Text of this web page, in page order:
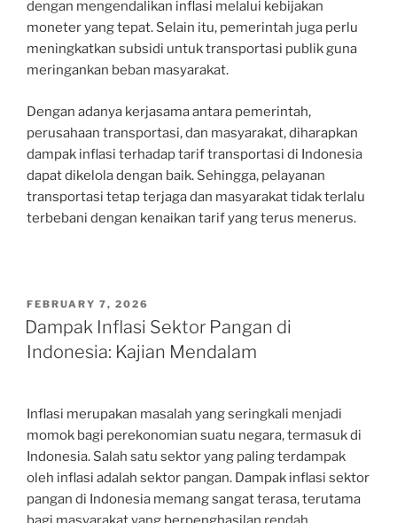
dengan mengendalikan inflasi melalui kebijakan
moneter yang tepat. Selain itu, pemerintah juga perlu
meningkatkan subsidi untuk transportasi publik guna
meringankan beban masyarakat.
Dengan adanya kerjasama antara pemerintah,
perusahaan transportasi, dan masyarakat, diharapkan
dampak inflasi terhadap tarif transportasi di Indonesia
dapat dikelola dengan baik. Sehingga, pelayanan
transportasi tetap terjaga dan masyarakat tidak terlalu
terbebani dengan kenaikan tarif yang terus menerus.
POSTED
ON
FEBRUARY 7, 2026
Dampak Inflasi Sektor Pangan di
Indonesia: Kajian Mendalam
Inflasi merupakan masalah yang seringkali menjadi
momok bagi perekonomian suatu negara, termasuk di
Indonesia. Salah satu sektor yang paling terdampak
oleh inflasi adalah sektor pangan. Dampak inflasi sektor
pangan di Indonesia memang sangat terasa, terutama